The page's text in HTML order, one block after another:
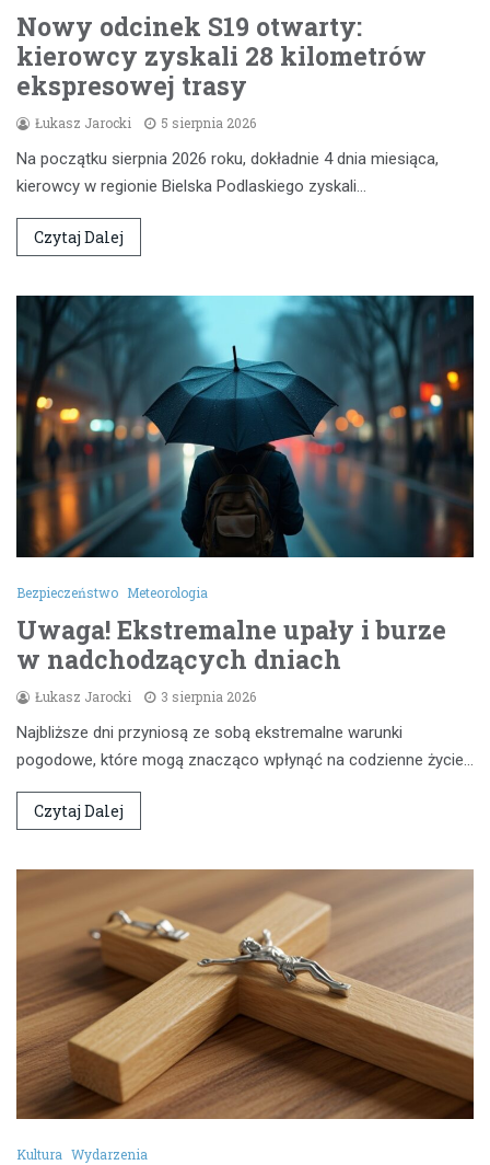
Nowy odcinek S19 otwarty:
kierowcy zyskali 28 kilometrów
ekspresowej trasy
Łukasz Jarocki 5 sierpnia 2026
Na początku sierpnia 2026 roku, dokładnie 4 dnia miesiąca,
kierowcy w regionie Bielska Podlaskiego zyskali…
Czytaj Dalej
Bezpieczeństwo Meteorologia
Uwaga! Ekstremalne upały i burze
w nadchodzących dniach
Łukasz Jarocki 3 sierpnia 2026
Najbliższe dni przyniosą ze sobą ekstremalne warunki
pogodowe, które mogą znacząco wpłynąć na codzienne życie…
Czytaj Dalej
Kultura Wydarzenia